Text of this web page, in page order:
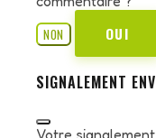
NON
OUI
SIGNALEMENT